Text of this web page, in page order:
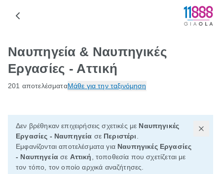
Ναυπηγεία & Ναυπηγικές
Εργασίες - Αττική
201 αποτελέσματαΜάθε για την ταξινόμηση
Δεν βρέθηκαν επιχειρήσεις σχετικές με Ναυπηγικές
Εργασίες - Ναυπηγεία σε Περιστέρι
Εμφανίζονται αποτελέσματα για Ναυπηγικές Εργασίες
- Ναυπηγείασε Αττική , τοποθεσία που σχετίζεται με
τον τόπο, τον οποίο αρχικά αναζήτησες.